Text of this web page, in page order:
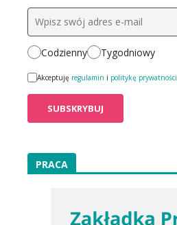
Codzienny Tygodniowy
Akceptuję regulamin i politykę prywatności
PRACA